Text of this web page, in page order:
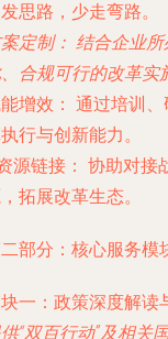
思路，少走弯路。
定制： 结合企业
合规可行的改革实
增效： 通过培训
行与创新能力。
源链接： 协助对接
拓展改革生态。
部分：核心服务模
一：政策深度解读
“双百行动”及相关